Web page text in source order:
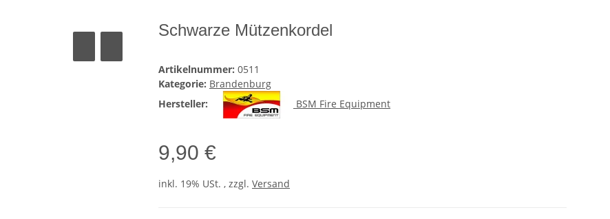
Schwarze Mützenkordel
Artikelnummer: 0511
Kategorie: Brandenburg
Hersteller:
BSM Fire Equipment
9,90 €
inkl. 19% USt. , zzgl. Versand